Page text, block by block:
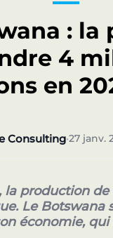
:
4
en
Consulting•27 janv.
la production
Le
économie,